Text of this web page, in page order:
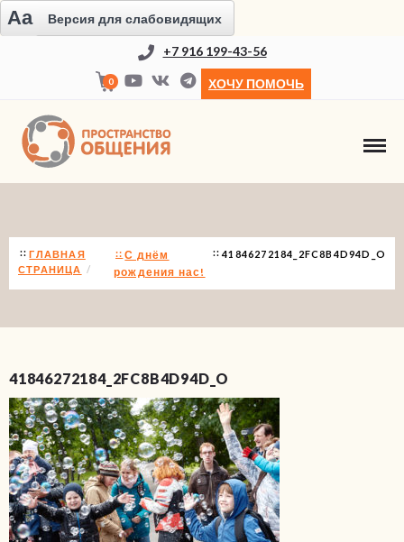
Aa Версия для слабовидящих
+7 916 199-43-56
0 ХОЧУ ПОМОЧЬ
ГЛАВНАЯ
СТРАНИЦА
С днём
рождения нас!
41846272184_2FC8B4D94D_O
41846272184_2FC8B4D94D_O